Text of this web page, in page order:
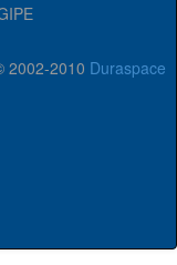
2002-2010 Duraspace